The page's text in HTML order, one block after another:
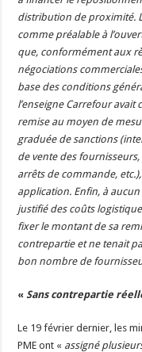
distribution de proximité.
comme préalable à
que, conformément aux
négociations
base des conditions
l’enseigne Carrefour
remise au moyen de
graduée de sanctions
de vente des
arrêts de commande,
application. Enfin, à aucun
justifié des coûts
fixer le montant de sa
contrepartie et ne tenait
bon nombre de
« Sans contrepartie
Le 19 février dernier, les
PME ont « assigné